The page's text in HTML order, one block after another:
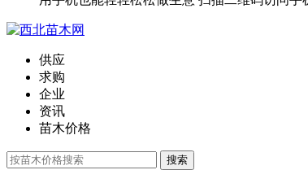
供应
求购
企业
资讯
苗木价格